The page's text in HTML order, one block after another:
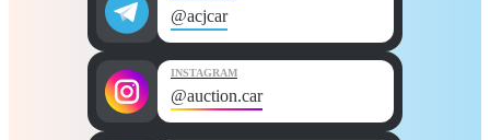
@acjcar
INSTAGRAM
@auction.car